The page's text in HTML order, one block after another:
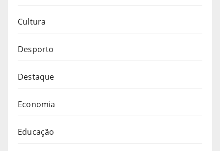
Cultura
Desporto
Destaque
Economia
Educação